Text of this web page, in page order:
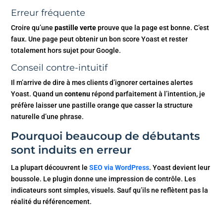
Erreur fréquente
Croire qu’unepastille verteprouve que la page est bonne. C’est
faux. Une page peut obtenir un bon score Yoast et rester
totalement hors sujet pour Google.
Conseil contre-intuitif
Il m’arrive de dire à mes clients d’ignorer certaines alertes
Yoast. Quand uncontenurépond parfaitement à l’intention, je
préfère laisser une pastille orange que casser la structure
naturelle d’une phrase.
Pourquoi beaucoup de débutants
sont induits en erreur
La plupart découvrent le SEO via WordPress. Yoast devient leur
boussole. Le plugin donne une impression de contrôle. Les
indicateurs sont simples, visuels. Sauf qu’ils ne reflètent pas la
réalité du référencement.